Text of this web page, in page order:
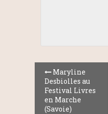
Maryline
Desbiolles au
Festival Livres
en Marche
(Savoie)